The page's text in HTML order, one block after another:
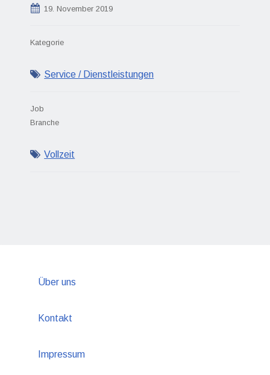
19. November 2019
Kategorie
Service / Dienstleistungen
Job
Branche
Vollzeit
Über uns
Kontakt
Impressum